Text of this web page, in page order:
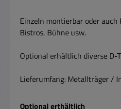
Einzeln montierbar oder
Bistros, Bühne usw.
Optional erhältlich diverse D-
Lieferumfang: Metallträger /
Optional erthältlich